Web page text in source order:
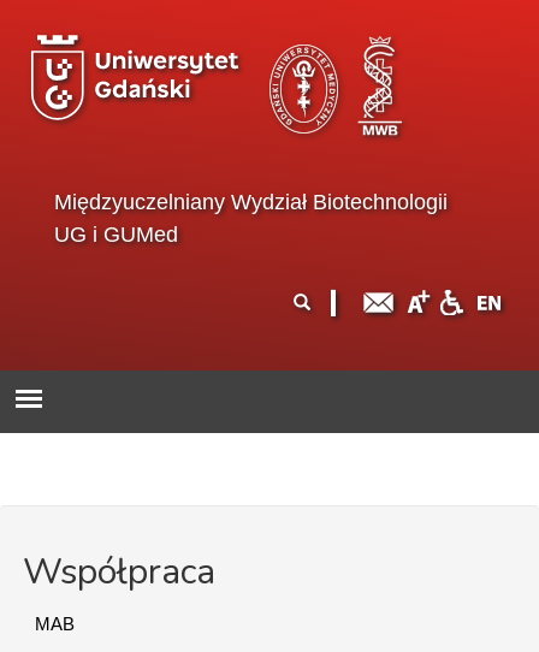
Międzyuczelniany Wydział Biotechnologii
UG i GUMed
wyszukiwania
Współpraca
MAB